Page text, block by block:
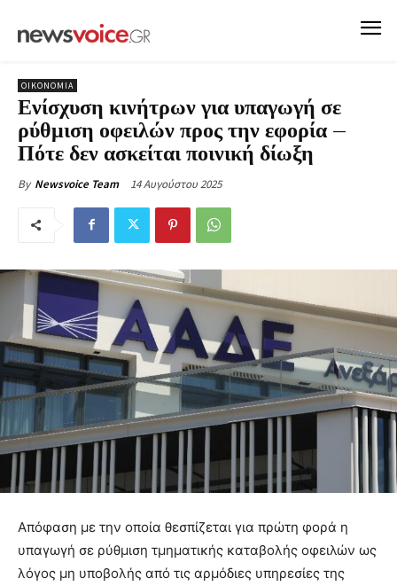
ΟΙΚΟΝΟΜΙΑ
Ενίσχυση κινήτρων για υπαγωγή σε
ρύθμιση οφειλών προς την εφορία –
Πότε δεν ασκείται ποινική δίωξη
By Newsvoice Team 14 Αυγούστου 2025
Απόφαση με την οποία θεσπίζεται για πρώτη φορά η
υπαγωγή σε ρύθμιση τμηματικής καταβολής οφειλών ως
λόγος μη υποβολής από τις αρμόδιες υπηρεσίες της